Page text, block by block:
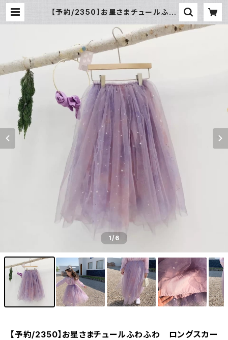
【予約/2350】お星さまチュールふわ
1/6
【予約/2350】お星さまチュールふわふわ ロングスカー